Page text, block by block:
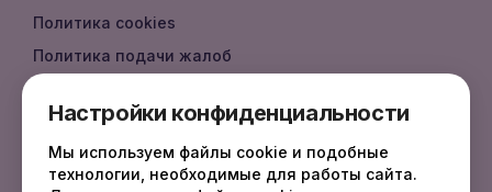
Политика cookies
Политика подачи жалоб
Документация API
Документация
FAQ
Настройки конфиденциальности
Мы используем файлы cookie и подобные
технологии, необходимые для работы сайта.